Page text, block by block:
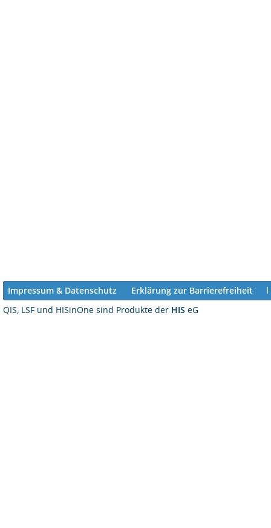
Impressum & Datenschutz
Erklärung zur Barrierefreiheit
QIS, LSF und HISinOne sind Produkte der HIS eG